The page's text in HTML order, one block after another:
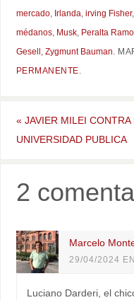
mercado, Irlanda, irving Fisher,
médanos, Musk, Peralta
Gesell , Zygmunt Bauman.
PERMANENTE.
« JAVIER MILEI CONTRA
UNIVERSIDAD PUBLICA
2
Marcelo
29/04/2024
Luciano Darderi, el